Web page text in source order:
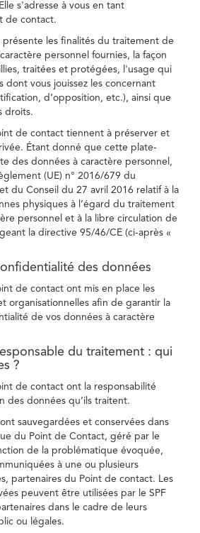
s'adresse à vous en tant
de contact.
les finalités du traitement de
personnel fournies, la façon
traitées et protégées, l'usage qui
dont vous jouissez les concernant
d’opposition, etc.), ainsi que
droits.
de contact tiennent à préserver et
Étant donné que cette plate-
des données à caractère personnel,
(UE) n° 2016/679 du
du Conseil du 27 avril 2016 relatif à la
physiques à l’égard du traitement
personnel et à la libre circulation de
la directive 95/46/CE (ci-après «
des données
de contact ont mis en place les
organisationnelles afin de garantir la
de vos données à caractère
du traitement : qui
?
de contact ont la responsabilité
des données qu’ils traitent.
sauvegardées et conservées dans
du Point de Contact, géré par le
de la problématique évoquée,
à une ou plusieurs
partenaires du Point de contact. Les
peuvent être utilisées par le SPF
dans le cadre de leurs
ou légales.